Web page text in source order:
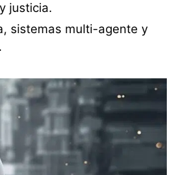
justicia.
sistemas multi-agente y